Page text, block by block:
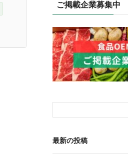
ご掲載企業募集中
最新の投稿